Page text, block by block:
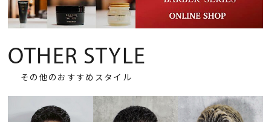
OTHER STYLE
その他のおすすめスタイル